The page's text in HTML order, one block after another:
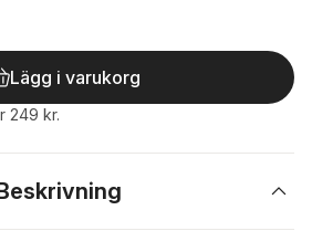
Lägg i varukorg
249 kr.